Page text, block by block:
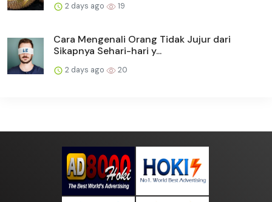
2 days ago 19
Cara Mengenali Orang Tidak Jujur dari
Sikapnya Sehari-hari y...
2 days ago 20